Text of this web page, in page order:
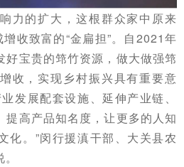
力的扩大，这根群众家中原来
收致富的“金扁担”。自2021年
好宝贵的筇竹资源，做大做强筇
收，实现乡村振兴具有重要意
发展配套设施、延伸产业链、
提高产品知名度，让更多的人知
化。”闵行援滇干部、大关县农